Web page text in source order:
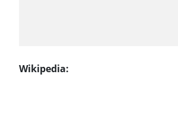
Wikipedia: